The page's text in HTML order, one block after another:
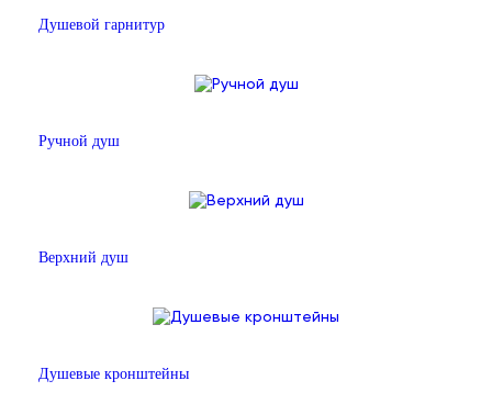
Душевой гарнитур
Ручной душ
Верхний душ
Душевые кронштейны